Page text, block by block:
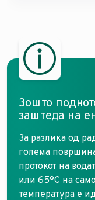
Зошто
заштеда на
За разлика од
голема
протокот на
или 65°C на
температура е